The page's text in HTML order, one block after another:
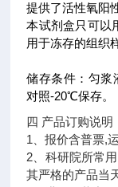
提供了活性氧阳
本试剂盒只可以
用于冻存的组织
储存条件：匀
对照-20℃保存。
四 产品订购说明
1、报价含普票,运
2、科研院所常
其严格的产品当